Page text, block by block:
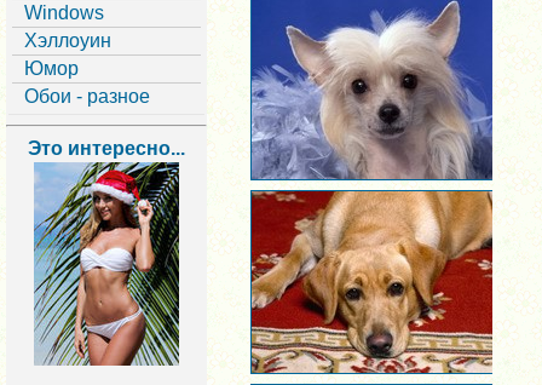
Windows
Хэллоуин
Юмор
Обои - разное
Это интересно...